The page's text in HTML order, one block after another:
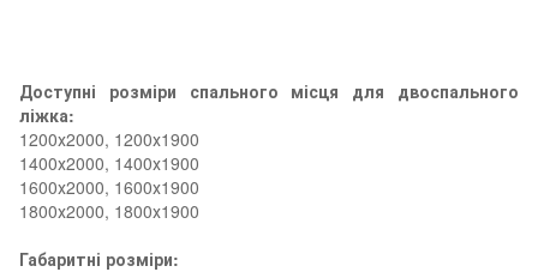
Доступні розміри спального місця для двоспального
ліжка:
1200х2000, 1200х1900
1400х2000, 1400х1900
1600х2000, 1600х1900
1800х2000, 1800х1900
Габаритні розміри: